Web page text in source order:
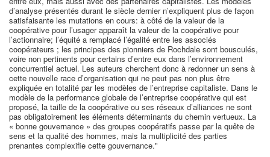
d’analyse présentés durant le siècle dernier n’expliquent plus de façon
satisfaisante les mutations en cours: à côté de la valeur de la
coopérative pour l’usager apparaît la valeur de la coopérative pour
l’actionnaire; l’équité a remplacé l’égalité entre les associés
coopérateurs ; les principes des pionniers de Rochdale sont bousculés,
voire non pertinents pour certains d’entre eux dans l’environnement
concurrentiel actuel. Les auteurs cherchent donc à redonner un sens à
cette nouvelle race d’organisation qui ne peut pas non plus être
expliquée en totalité par les modèles de l’entreprise capitaliste. Dans le
modèle de la performance globale de l’entreprise coopérative qui est
proposé, la taille de la coopérative ou ses réseaux d’alliances ne sont
pas obligatoirement les éléments déterminants du chemin vertueux. La
« bonne gouvernance » des groupes coopératifs passe par la quête de
sens et la qualité des hommes, mais la multiplicité des parties
prenantes complexifie cette gouvernance."